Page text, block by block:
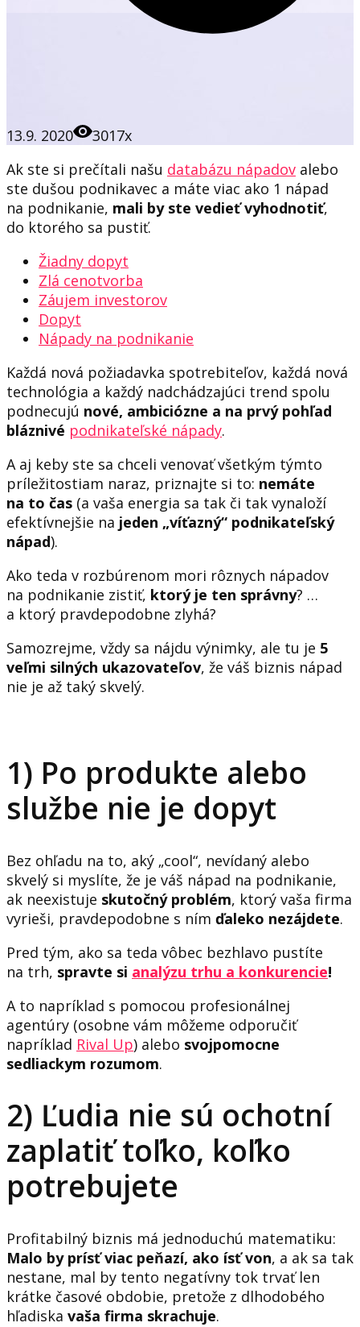
13.9. 2020
3017x
Ak ste si prečítali našu databázu nápadov alebo
ste dušou podnikavec a máte viac ako 1 nápad
na podnikanie, mali by ste vedieť vyhodnotiť,
do ktorého sa pustiť.
Žiadny dopyt
Zlá cenotvorba
Záujem investorov
Dopyt
Nápady na podnikanie
Každá nová požiadavka spotrebiteľov, každá nová
technológia a každý nadchádzajúci trend spolu
podnecujú nové, ambiciózne a na prvý pohľad
bláznivé podnikateľské nápady.
A aj keby ste sa chceli venovať všetkým týmto
príležitostiam naraz, priznajte si to: nemáte
na to čas (a vaša energia sa tak či tak vynaloží
efektívnejšie na jeden „víťazný“ podnikateľský
nápad).
Ako teda v rozbúrenom mori rôznych nápadov
na podnikanie zistiť, ktorý je ten správny? …
a ktorý pravdepodobne zlyhá?
Samozrejme, vždy sa nájdu výnimky, ale tu je 5
veľmi silných ukazovateľov, že váš biznis nápad
nie je až taký skvelý.
1) Po produkte alebo
službe nie je dopyt
Bez ohľadu na to, aký „cool“, nevídaný alebo
skvelý si myslíte, že je váš nápad na podnikanie,
ak neexistuje skutočný problém, ktorý vaša firma
vyrieši, pravdepodobne s ním ďaleko nezájdete.
Pred tým, ako sa teda vôbec bezhlavo pustíte
na trh, spravte si analýzu trhu a konkurencie!
A to napríklad s pomocou profesionálnej
agentúry (osobne vám môžeme odporučiť
napríklad Rival Up) alebo svojpomocne
sedliackym rozumom.
2) Ľudia nie sú ochotní
zaplatiť toľko, koľko
potrebujete
Profitabilný biznis má jednoduchú matematiku:
Malo by prísť viac peňazí, ako ísť von, a ak sa tak
nestane, mal by tento negatívny tok trvať len
krátke časové obdobie, pretože z dlhodobého
hľadiska vaša firma skrachuje.